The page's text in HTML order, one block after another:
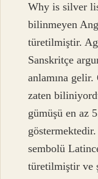
Why is silver
bilinmeyen
türetilmiştir.
Sanskritçe
anlamına
zaten
gümüşü en az
sembolü
türetilmiştir ve